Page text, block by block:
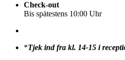
Check-out
Bis spätestens 10:00 Uhr
*Tjek ind fra kl. 14-15 i